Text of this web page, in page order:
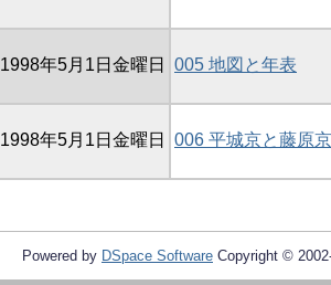
1998年5月1日金曜日 005 地図と年表
1998年5月1日金曜日 006 平城京と藤原
Powered by DSpace Software Copyright ©